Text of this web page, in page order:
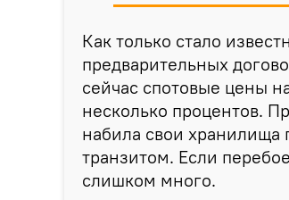
Как только стало
предварительных
сейчас спотовые цены
несколько процентов.
набила свои хранилища
транзитом. Если
слишком много.